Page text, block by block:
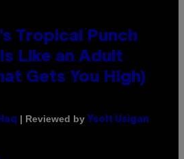
Tropical Punch
Like an Adult
Gets You High)
| Reviewed by Ysolt Usigan